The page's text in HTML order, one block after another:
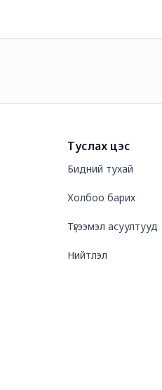
Туслах цэс
Бидний тухай
Холбоо барих
Түгээмэл асуултууд
Нийтлэл